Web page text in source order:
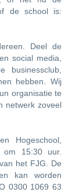
de school is:
Deel de
social media,
businessclub,
hebben. Wij
organisatie te
netwerk zoveel
Hogeschool,
om 15:30 uur.
het FJG. De
kan worden
0300 1069 63